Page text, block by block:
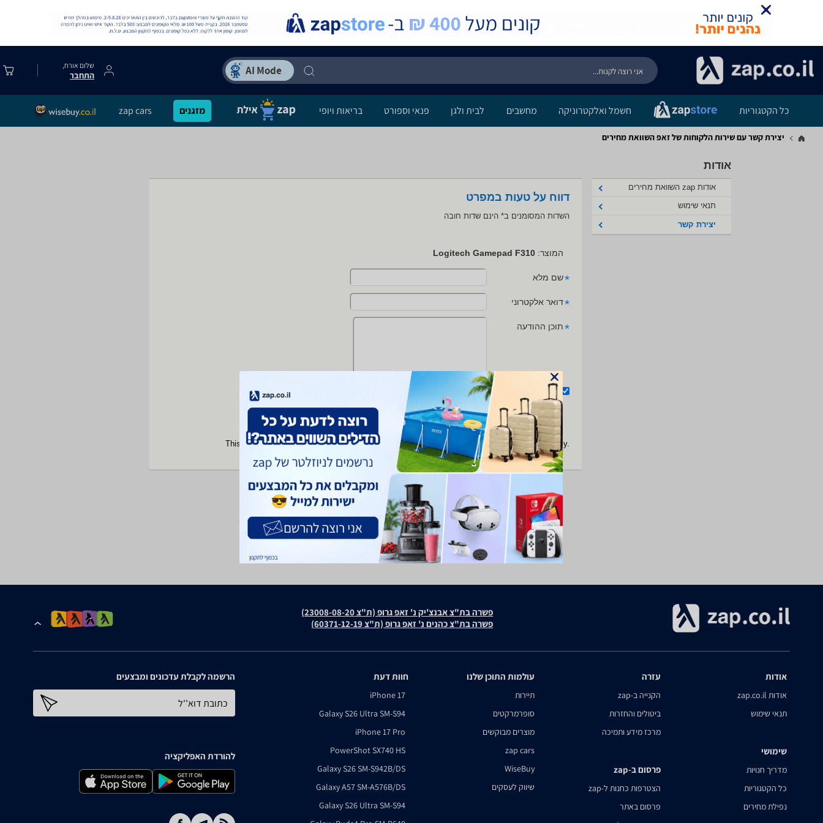
שלום אורח,
התחבר
כל הקטגוריות חשמל ואלקטרוניקה מחשבים לבית ולגן פנאי וספורט בריאות ויופי מזגנים zap cars
יצירת קשר עם שירות הלקוחות של זאפ השוואת מחירים
אודות
אודות zap השוואת מחירים
תנאי שימוש
יצירת קשר
דווח על טעות במפרט
השדות המסומנים ב* הינם שדות חובה
המוצר: Logitech Gamepad F310
*שם מלא
*דואר אלקטרוני
*תוכן ההודעה
אני מאשר/ת את תנאי השימוש מדיניות הפרטיות
This site is protected by reCAPTCHA and the GooglePrivacy Policy and Terms of Serviceapply.
פשרה בת"צ אבנצ'יק נ' זאפ גרופ (ת"צ 23008-08-20)
פשרה בת"צ כהנים נ' זאפ גרופ (ת"צ 60371-12-19)
אודות
אודות zap.co.il
תנאי שימוש
שימושי
מדריך חנויות
כל הקטגוריות
נפילת מחירים
עזרה
הקנייה ב-zap
ביטולים והחזרות
מרכז מידע ותמיכה
פרסום ב-zap
הצטרפות כחנות ל-zap
פרסום באתר
עולמות התוכן שלנו
תיירות
סופרמרקטים
מוצרים מבוקשים
zap cars
WiseBuy
שיווק לעסקים
חוות דעת
iPhone 17
Galaxy S26 Ultra SM-S94
iPhone 17 Pro
PowerShot SX740 HS
Galaxy S26 SM-S942B/DS
Galaxy A57 SM-A576B/DS
Galaxy S26 Ultra SM-S94
הרשמה לקבלת עדכונים ומבצעים
כתובת דוא''ל
להורדת האפליקציה